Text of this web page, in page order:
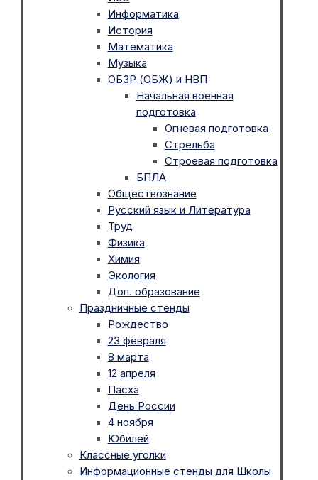
Информатика
История
Математика
Музыка
ОБЗР (ОБЖ) и НВП
Начальная военная
подготовка
Огневая подготовка
Стрельба
Строевая подготовка
БПЛА
Обществознание
Русский язык и Литература
Труд
Физика
Химия
Экология
Доп. образование
Праздничные стенды
Рождество
23 февраля
8 марта
12 апреля
Пасха
День России
4 ноября
Юбилей
Классные уголки
Информационные стенды для Школы